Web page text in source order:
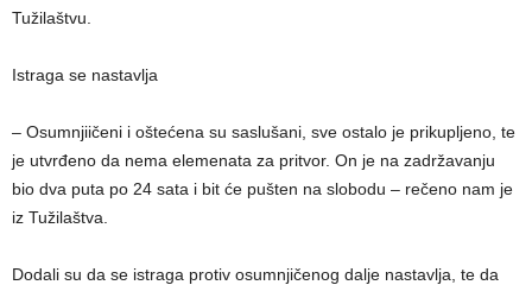
Tužilaštvu.
Istraga se nastavlja
– Osumnjiičeni i oštećena su saslušani, sve ostalo je prikupljeno, te
je utvrđeno da nema elemenata za pritvor. On je na zadržavanju
bio dva puta po 24 sata i bit će pušten na slobodu – rečeno nam je
iz Tužilaštva.
Dodali su da se istraga protiv osumnjičenog dalje nastavlja, te da